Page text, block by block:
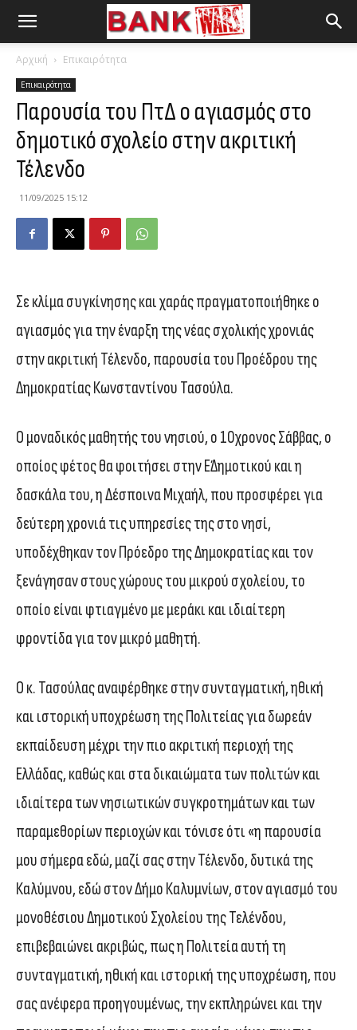
Αρχική Επικαιρότητα
Επικαιρότητα
Παρουσία του ΠτΔ ο αγιασμός στο
δημοτικό σχολείο στην ακριτική
Τέλενδο
11/09/2025 15:12
Σε κλίμα συγκίνησης και χαράς πραγματοποιήθηκε ο
αγιασμός για την έναρξη της νέας σχολικής χρονιάς
στην ακριτική Τέλενδο, παρουσία του Προέδρου της
Δημοκρατίας Κωνσταντίνου Τασούλα.
Ο μοναδικός μαθητής του νησιού, ο 10χρονος Σάββας, ο
οποίος φέτος θα φοιτήσει στην Ε΄Δημοτικού και η
δασκάλα του, η Δέσποινα Μιχαήλ, που προσφέρει για
δεύτερη χρονιά τις υπηρεσίες της στο νησί,
υποδέχθηκαν τον Πρόεδρο της Δημοκρατίας και τον
ξενάγησαν στους χώρους του μικρού σχολείου, το
οποίο είναι φτιαγμένο με μεράκι και ιδιαίτερη
φροντίδα για τον μικρό μαθητή.
Ο κ. Τασούλας αναφέρθηκε στην συνταγματική, ηθική
και ιστορική υποχρέωση της Πολιτείας για δωρεάν
εκπαίδευση μέχρι την πιο ακριτική περιοχή της
Ελλάδας, καθώς και στα δικαιώματα των πολιτών και
ιδιαίτερα των νησιωτικών συγκροτημάτων και των
παραμεθορίων περιοχών και τόνισε ότι «η παρουσία
μου σήμερα εδώ, μαζί σας στην Τέλενδο, δυτικά της
Καλύμνου, εδώ στον Δήμο Καλυμνίων, στον αγιασμό του
μονοθέσιου Δημοτικού Σχολείου της Τελένδου,
επιβεβαιώνει ακριβώς, πως η Πολιτεία αυτή τη
συνταγματική, ηθική και ιστορική της υποχρέωση, που
σας ανέφερα προηγουμένως, την εκπληρώνει και την